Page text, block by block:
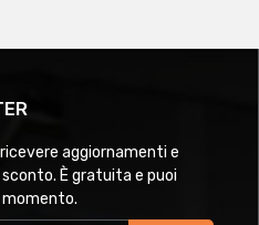
aggiornamenti e
È gratuita e puoi
momento.